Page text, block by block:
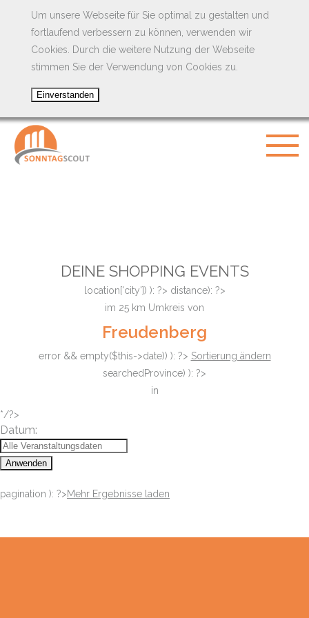
Um unsere Webseite für Sie optimal zu gestalten und
fortlaufend verbessern zu können, verwenden wir
Cookies. Durch die weitere Nutzung der Webseite
stimmen Sie der Verwendung von Cookies zu.
DEINE SHOPPING EVENTS
location['city']) ): ?> distance): ?>
im 25 km Umkreis von
Freudenberg
error && empty($this->date)) ): ?> Sortierung ändern
searchedProvince) ): ?>
in
*/?>
Datum:
Anwenden
pagination ): ?>Mehr Ergebnisse laden